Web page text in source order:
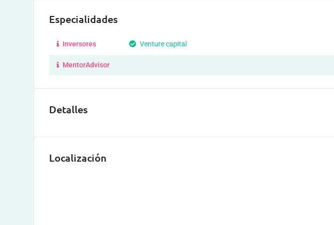
Especialidades
Inversores Venture capital
MentorAdvisor
Detalles
Localización